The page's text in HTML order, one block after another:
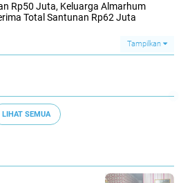
Rp50 Juta, Keluarga Almarhum
Total Santunan Rp62 Juta
Tampilkan
LIHAT SEMUA